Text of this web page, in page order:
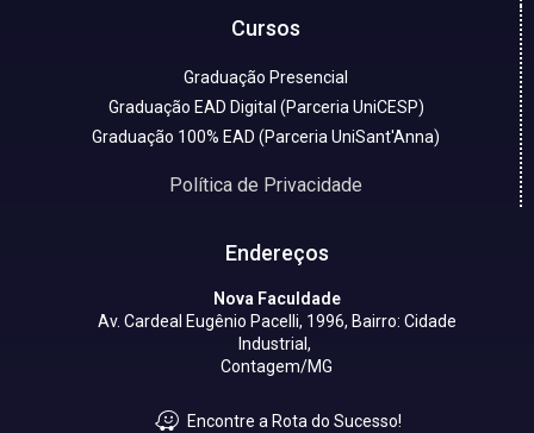
Cursos
Graduação Presencial
Graduação EAD Digital (Parceria UniCESP)
Graduação 100% EAD (Parceria UniSant'Anna)
Política de Privacidade
Endereços
Nova Faculdade
Av. Cardeal Eugênio Pacelli, 1996, Bairro: Cidade
Industrial,
Contagem/MG
Encontre a Rota do Sucesso!